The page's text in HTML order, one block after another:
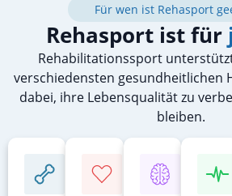
Für wen ist Rehasport
Rehasport ist für
Rehabilitationssport
verschiedensten gesundheitlichen
dabei, ihre Lebensqualität zu
bleiben.